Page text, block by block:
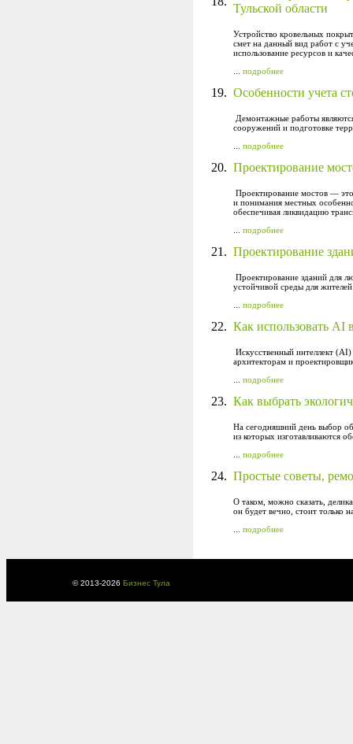
Тульской области
Устройство кровельных
смет на данный вид работ с
использование ресурсов и
подробнее
19. Особенности учета
Демонтажные работы
сооружений и подготовке
подробнее
20. Проектирование
Проектирование мостов —
и понимания местных
обеспечивая ликвидацию
подробнее
21. Проектирование
Проектирование зданий для
устойчивой среды для
подробнее
22. Как использовать AI
Искусственный интеллект
архитекторам и
подробнее
23. Как выбрать
На сегодняшний день выбор
из которых изготавливаются
подробнее
24. Простые советы,
О таком, можно сказать,
он будет вечно, стоит только
подробнее
© 2013-2026 Бизнес Тула